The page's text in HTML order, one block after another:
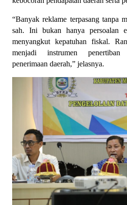
“Banyak reklame terpasang tanpa
sah. Ini bukan hanya persoalan
menyangkut kepatuhan fiskal.
menjadi instrumen penertiban
penerimaan daerah,” jelasnya.